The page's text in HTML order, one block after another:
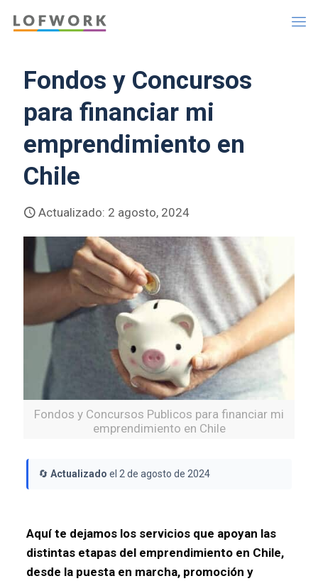
Fondos y Concursos
para financiar mi
emprendimiento en
Chile
Actualizado: 2 agosto, 2024
Fondos y Concursos Publicos para financiar mi
emprendimiento en Chile
🔄 Actualizado el 2 de agosto de 2024
Aquí te dejamos los servicios que apoyan las
distintas etapas del emprendimiento en Chile,
desde la puesta en marcha, promoción y